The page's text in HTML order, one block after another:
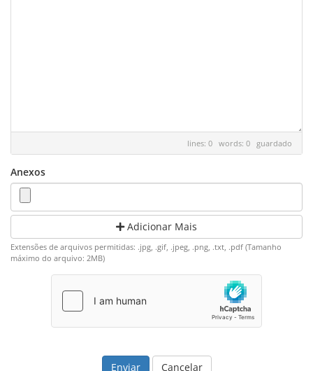
lines: 0 words: 0 guardado
Anexos
Adicionar Mais
Extensões de arquivos permitidas: .jpg, .gif, .jpeg, .png, .txt, .pdf (Tamanho
máximo do arquivo: 2MB)
Cancelar